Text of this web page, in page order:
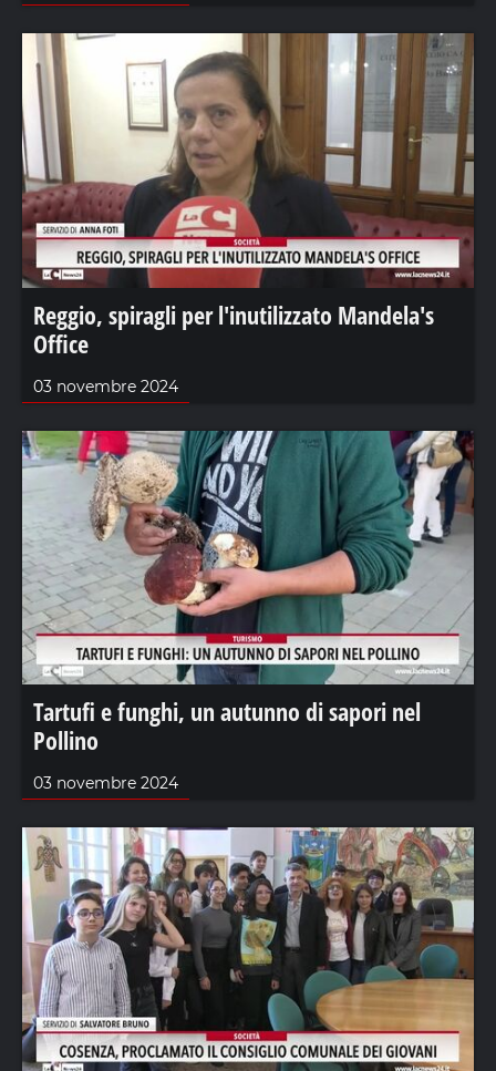
Reggio, spiragli per l'inutilizzato Mandela's
Office
03 novembre 2024
Tartufi e funghi, un autunno di sapori nel
Pollino
03 novembre 2024